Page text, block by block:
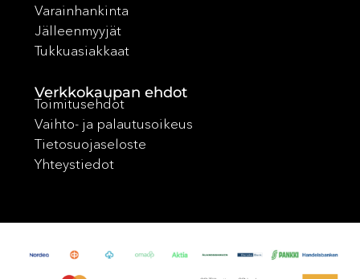
Varainhankinta
Jälleenmyyjät
Tukkuasiakkaat
Verkkokaupan ehdot
Toimitusehdot
Vaihto- ja palautusoikeus
Tietosuojaseloste
Yhteystiedot